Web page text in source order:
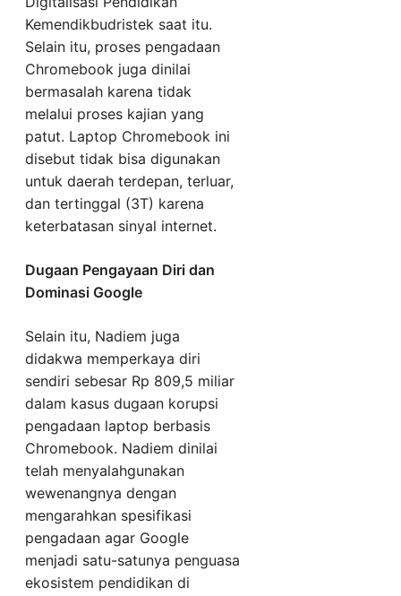
Kemendikbudristek saat itu.
Selain itu, proses pengadaan
Chromebook juga dinilai
bermasalah karena tidak
melalui proses kajian yang
patut. Laptop Chromebook ini
disebut tidak bisa digunakan
untuk daerah terdepan, terluar,
dan tertinggal (3T) karena
keterbatasan sinyal internet.
Dugaan Pengayaan Diri dan
Dominasi Google
Selain itu, Nadiem juga
didakwa memperkaya diri
sendiri sebesar Rp 809,5 miliar
dalam kasus dugaan korupsi
pengadaan laptop berbasis
Chromebook. Nadiem dinilai
telah menyalahgunakan
wewenangnya dengan
mengarahkan spesifikasi
pengadaan agar Google
menjadi satu-satunya penguasa
ekosistem pendidikan di